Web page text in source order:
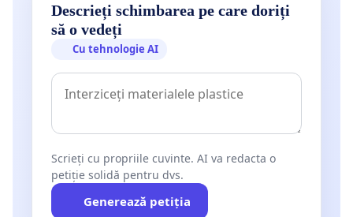
Descrieți schimbarea pe care doriți
să o vedeți
Cu tehnologie AI
Scrieți cu propriile cuvinte. AI va redacta o
petiție solidă pentru dvs.
Generează petiția